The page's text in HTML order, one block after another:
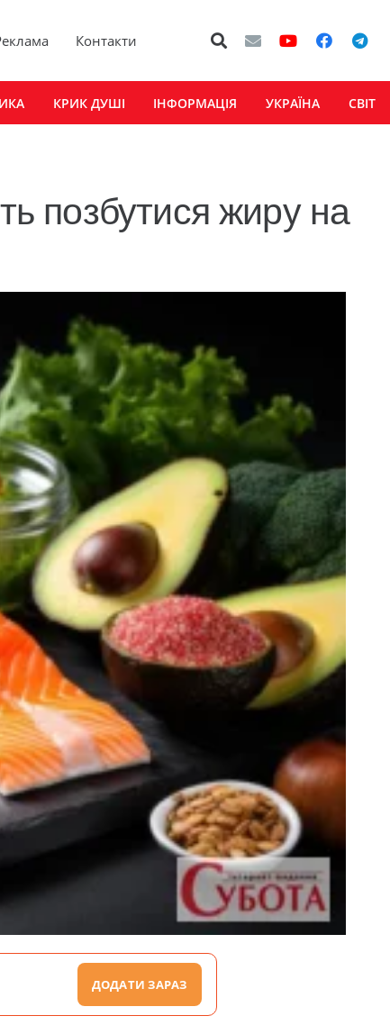
Контакти
КРИК ДУШІ ІНФОРМАЦІЯ УКРАЇНА СВІТ
позбутися жиру на
ДОДАТИ ЗАРАЗ